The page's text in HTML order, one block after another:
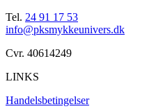
Tel. 24 91 17 53
info@pksmykkeunivers.dk
Cvr. 40614249
LINKS
Handelsbetingelser